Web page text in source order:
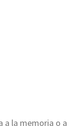
a la memoria o a